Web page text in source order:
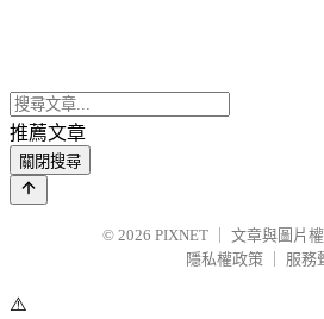
推薦文章
關閉搜尋
© 2026 PIXNET
文章與圖片
隱私權政策
服務
⚠️